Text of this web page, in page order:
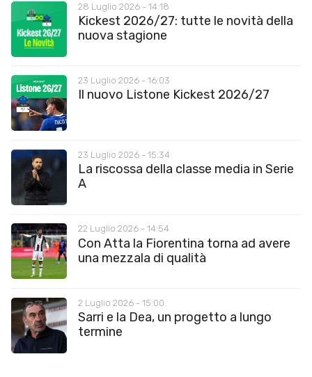
28 Luglio 2026 - 14:18
Kickest 2026/27: tutte le novità della
nuova stagione
23 Luglio 2026 - 16:03
Il nuovo Listone Kickest 2026/27
23 Luglio 2026 - 15:34
La riscossa della classe media in Serie
A
22 Luglio 2026 - 14:54
Con Atta la Fiorentina torna ad avere
una mezzala di qualità
2 Luglio 2026 - 15:00
Sarri e la Dea, un progetto a lungo
termine